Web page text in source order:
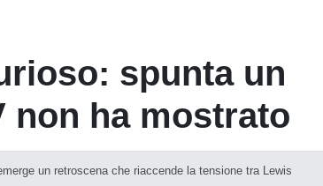
spunta un
non ha mostrato
un retroscena che riaccende la tensione tra Lewis